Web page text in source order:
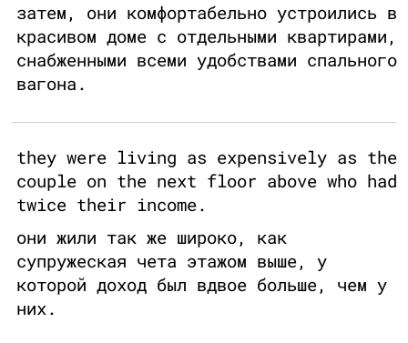
затем, они комфортабельно устроились в
красивом доме с отдельными квартирами,
снабженными всеми удобствами спального
вагона.
they were living as expensively as the
couple on the next floor above who had
twice their income.
они жили так же широко, как
супружеская чета этажом выше, у
которой доход был вдвое больше, чем у
них.